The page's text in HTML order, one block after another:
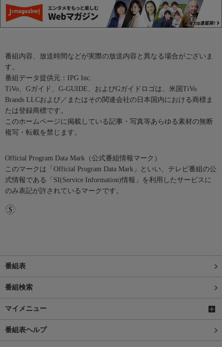
番組内容、放送時間などが実際の放送内容と異なる場合がございま
す。
番組データ提供元：IPG Inc.
TiVo、Gガイド、G-GUIDE、およびGガイドロゴは、米国TiVo
Brands LLCおよび／またはその関連会社の日本国内における商標ま
たは登録商標です。
このホームページに掲載している記事・写真等あらゆる素材の無断
複写・転載を禁じます。
Official Program Data Mark（公式番組情報マーク）
このマークは「Official Program Data Mark」といい、テレビ番組の公
式情報である「SI(Service Information)情報」を利用したサービスに
のみ表記が許されているマークです。
番組表
番組検索
マイメニュー
番組表ヘルプ